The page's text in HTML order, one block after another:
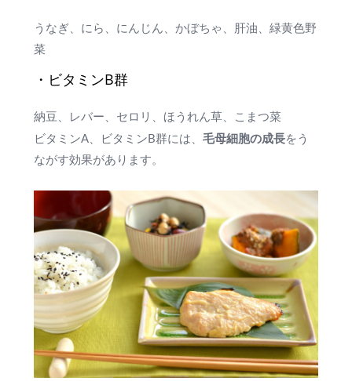
うなぎ、にら、にんじん、かぼちゃ、肝油、緑黄色野
菜
・ビタミンB群
納豆、レバー、セロリ、ほうれん草、こまつ菜
ビタミンA、ビタミンB群には、毛母細胞の成長をう
ながす効果があります。